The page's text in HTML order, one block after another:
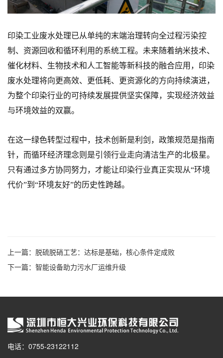
印染工业废水处理已从单纯的末端治理转向全过程污染控
制、资源回收和循环利用的系统工程。未来随着纳米技术、
催化材料、生物技术和人工智能等新科技的融合应用，印染
废水处理将向更高效、更低耗、更资源化的方向持续演进，
为整个印染行业的可持续发展提供坚实保障，实现经济效益
与环境效益的双赢。
在这一绿色转型过程中，技术创新是利剑，政策规范是指南
针，而循环经济理念则是引领行业走向清洁生产的北极星。
只有通过多方协同努力，才能让印染行业真正实现从“环境
代价”到“环境友好”的历史性跨越。
上一篇： 脱硫脱硝工艺：达标是基础，核心条件定成败
下一篇： 智能设备助力污水厂运维升级
电话：0755-23122112